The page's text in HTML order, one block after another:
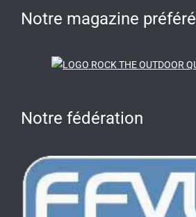
Notre magazine préféré
Notre fédération